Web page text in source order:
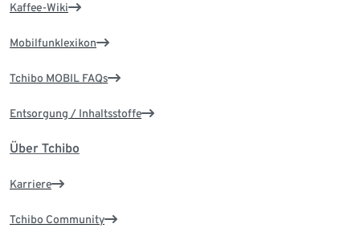
Kaffee-Wiki
Mobilfunklexikon
Tchibo MOBIL FAQs
Entsorgung / Inhaltsstoffe
Über Tchibo
Karriere
Tchibo Community